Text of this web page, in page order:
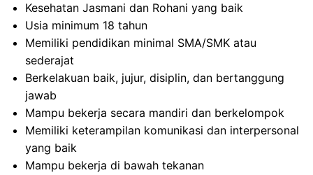
Kesehatan Jasmani dan Rohani yang baik
Usia minimum 18 tahun
Memiliki pendidikan minimal SMA/SMK atau
sederajat
Berkelakuan baik, jujur, disiplin, dan bertanggung
jawab
Mampu bekerja secara mandiri dan berkelompok
Memiliki keterampilan komunikasi dan interpersonal
yang baik
Mampu bekerja di bawah tekanan